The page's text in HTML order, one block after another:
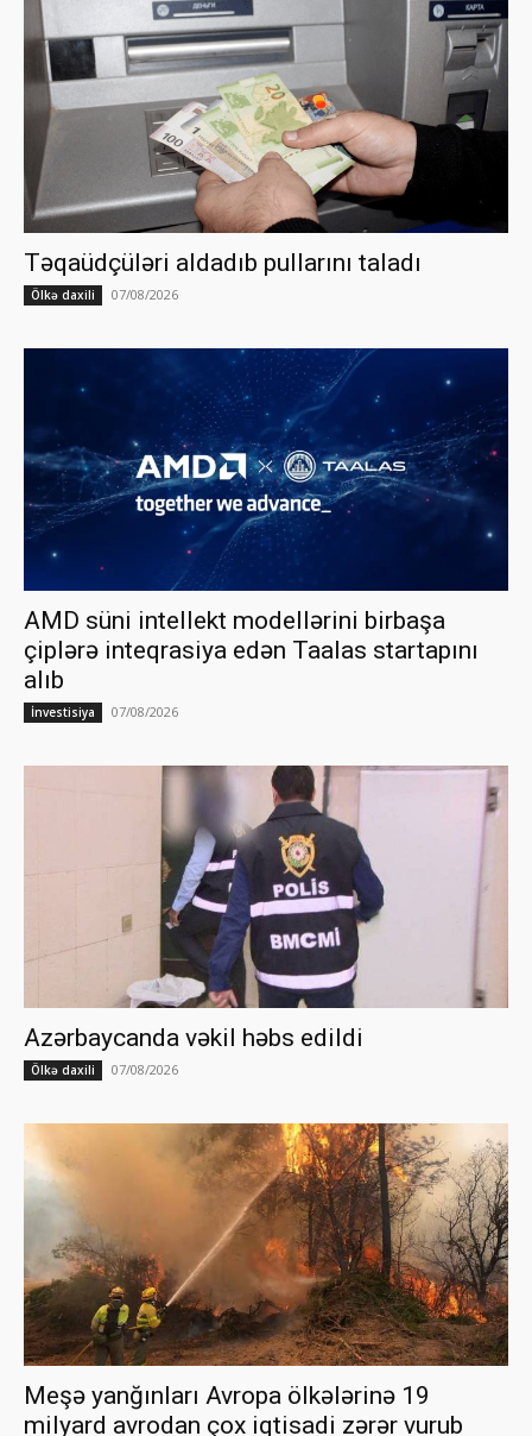
Təqaüdçüləri aldadıb pullarını taladı
Ölkə daxili 07/08/2026
AMD süni intellekt modellərini birbaşa
çiplərə inteqrasiya edən Taalas startapını
alıb
İnvestisiya 07/08/2026
Azərbaycanda vəkil həbs edildi
Ölkə daxili 07/08/2026
Meşə yanğınları Avropa ölkələrinə 19
milyard avrodan çox iqtisadi zərər vurub